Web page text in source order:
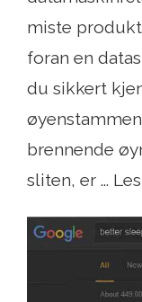
miste
foran en
du sikkert
brennende
sliten, er ...